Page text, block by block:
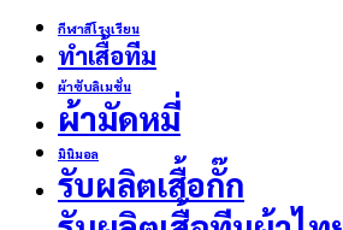
กีฬาสีโรงเรียน
ทำเสื้อทีม
ผ้าซับลิเมชั่น
ผ้ามัดหมี่
มินิมอล
รับผลิตเสื้อกั๊ก